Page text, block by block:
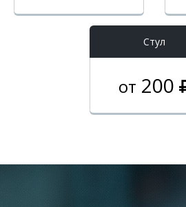
Стул
от 200